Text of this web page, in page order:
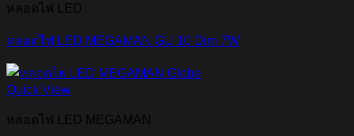
หลอดไฟ LED
หลอดไฟ LED MEGAMAN GU 10 Dim 7W
Quick View
หลอดไฟ LED MEGAMAN